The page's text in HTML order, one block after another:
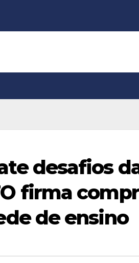
desafios
firma
de ensino